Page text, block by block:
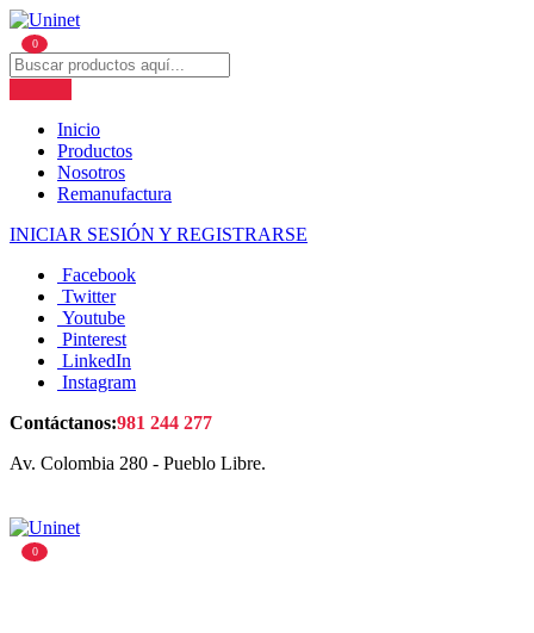
0
Inicio
Productos
Nosotros
Remanufactura
INICIAR SESIÓN Y REGISTRARSE
Facebook
Twitter
Youtube
Pinterest
LinkedIn
Instagram
Contáctanos:981 244 277
Av. Colombia 280 - Pueblo Libre.
0